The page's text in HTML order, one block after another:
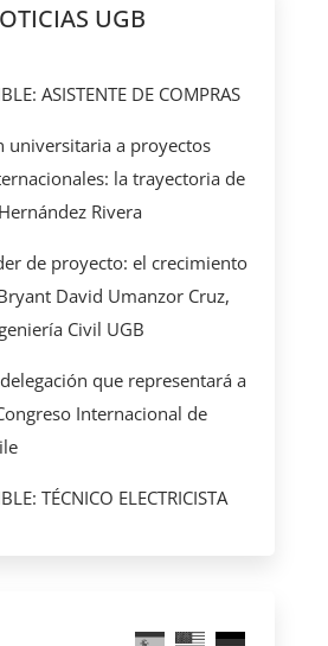
UGB
ASISTENTE DE COMPRAS
universitaria a proyectos
la trayectoria de
Rivera
de proyecto: el crecimiento
David Umanzor Cruz,
Civil UGB
que representará a
Internacional de
TÉCNICO ELECTRICISTA